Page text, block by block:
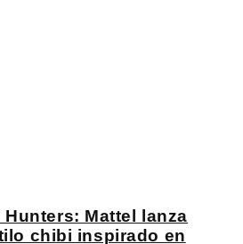
Hunters: Mattel lanza
chibi inspirado en